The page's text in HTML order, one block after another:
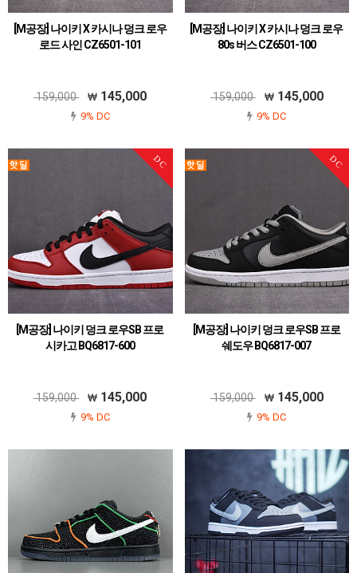
[M공장] 나이키 X 카시나 덩크 로우
로드 사인 CZ6501-101
159,000 145,000
9% DC
[M공장] 나이키 X 카시나 덩크 로우
80s 버스 CZ6501-100
159,000 145,000
9% DC
DC
[M공장] 나이키 덩크 로우SB 프로
시카고 BQ6817-600
159,000 145,000
9% DC
DC
[M공장] 나이키 덩크 로우SB 프로
쉐도우 BQ6817-007
159,000 145,000
9% DC